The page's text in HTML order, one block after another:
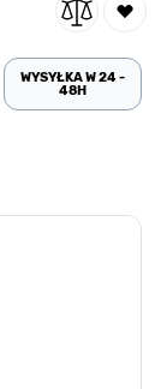
WYSYŁKA W 24 -
48H